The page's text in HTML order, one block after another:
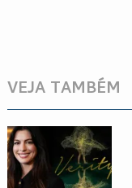
VEJA TAMBÉM